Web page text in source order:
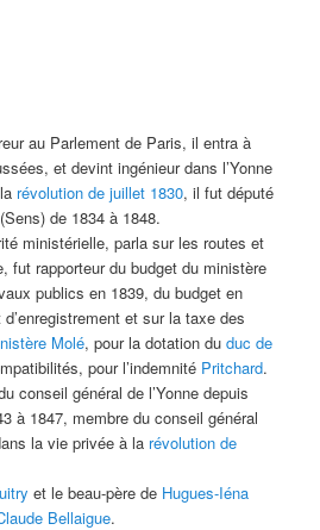
au Parlement de Paris, il entra à
et devint ingénieur dans l’Yonne
révolution de juillet 1830, il fut député
de 1834 à 1848.
ministérielle, parla sur les routes et
fut rapporteur du budget du ministère
publics en 1839, du budget en
et sur la taxe des
Molé, pour la dotation duduc de
pour l’indemnité Pritchard.
conseil général de l’Yonne depuis
à 1847, membre du conseil général
la vie privée à la révolution de
et le beau-père de Hugues-Iéna
Bellaigue.